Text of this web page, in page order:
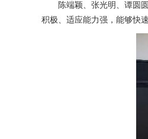
陈端颖、张光明、谭圆圆
积极、适应能力强， 能够快